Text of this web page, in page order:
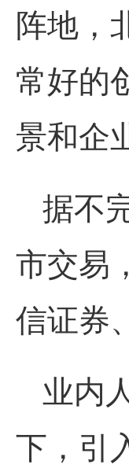
阵地，
常好的
景和企
据不
市交易
信证券
业内
下，引